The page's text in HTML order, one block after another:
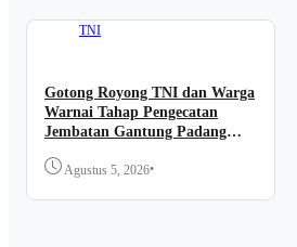
TNI
Gotong Royong TNI dan Warga
Warnai Tahap Pengecatan
Jembatan Gantung Padang
Agustus 5, 2026•